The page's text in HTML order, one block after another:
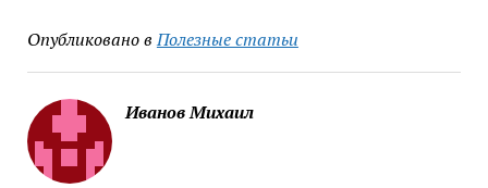
Опубликовано в Полезные статьи
Иванов Михаил